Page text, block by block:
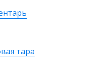
тара